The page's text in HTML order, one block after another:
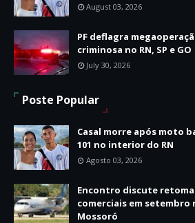
August 03, 2026
PF deflagra
criminosa no RN, SP e GO
July 30, 2026
Poste Popular
Casal morre após moto
101 no interior do RN
Agosto 03, 2026
Encontro discute
comerciais em
Mossoró